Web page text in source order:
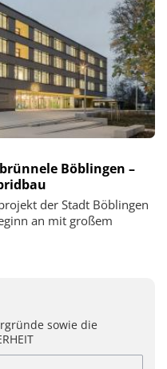
Böblingen –
der Stadt Böblingen
an mit großem
sowie die